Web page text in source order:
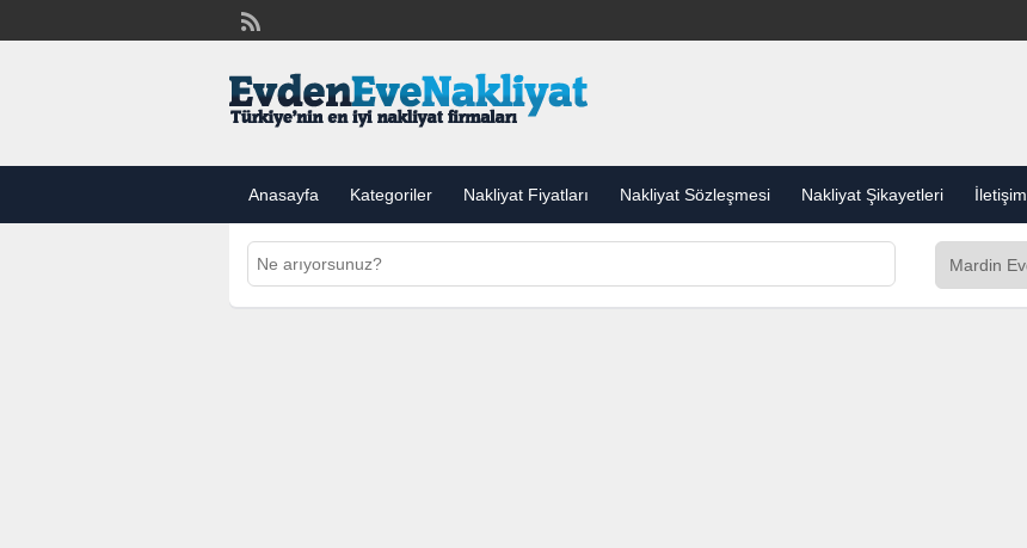
Anasayfa Kategoriler Nakliyat Fiyatları Nakliyat Sözleşmesi Nakliyat Şikayetleri İletişim